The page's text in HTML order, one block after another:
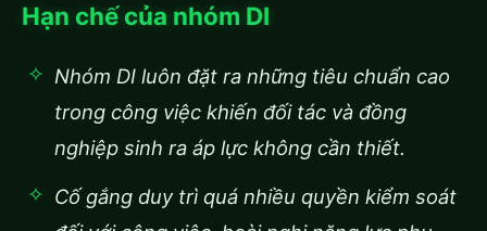
Hạn chế của nhóm DI
Nhóm DI luôn đặt ra những tiêu chuẩn cao
trong công việc khiến đối tác và đồng
nghiệp sinh ra áp lực không cần thiết.
Cố gắng duy trì quá nhiều quyền kiểm soát